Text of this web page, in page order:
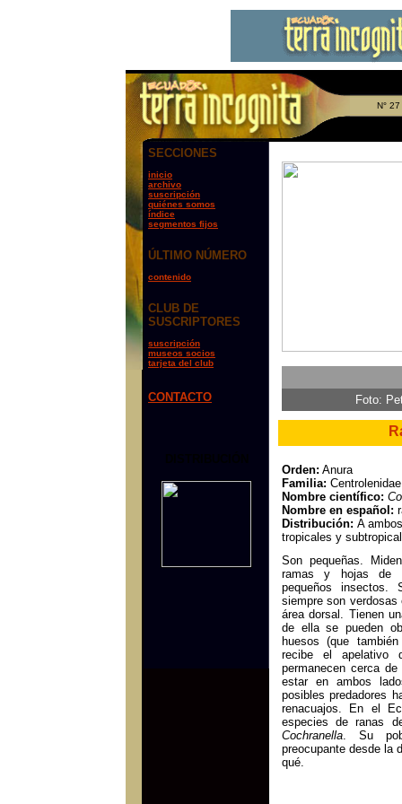
N°
SECCIONES
inicio
archivo
suscripción
quiénes somos
índice
segmentos fijos
ÚLTIMO NÚMERO
contenido
CLUB DE
SUSCRIPTORES
suscripción
museos socios
tarjeta del club
CONTACTO Foto:
Orden: Anura
Familia: Centrolenidae
Nombre científico:
Nombre en español:
Distribución: A
tropicales y
Son pequeñas.
ramas y hojas de
pequeños insectos.
siempre son verdosas
área dorsal. Tienen
de ella se pueden
huesos (que
recibe el apelativo
permanecen cerca
estar en ambos
posibles predadores
renacuajos. En el
especies de ranas
Cochranella. Su
preocupante desde la
qué.